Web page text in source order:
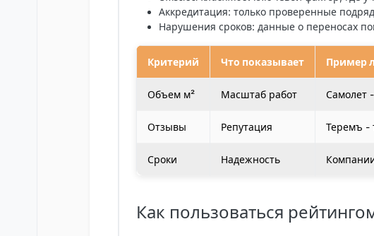
Аккредитация: только проверенные
Нарушения сроков: данные о переносах
Критерий Что показывает Пример
Объем м² Масштаб работ Самолет
Отзывы Репутация Теремъ -
Сроки Надежность
Как пользоваться